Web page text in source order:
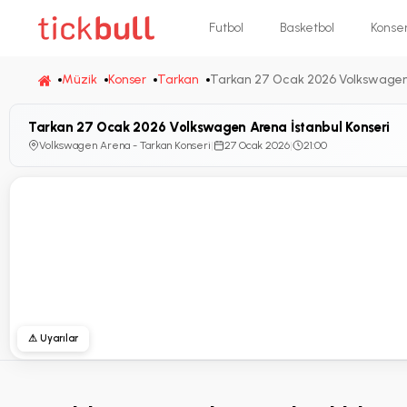
Futbol Basketbol
Müzik Konser Tarkan Tarkan 27 Ocak 2026
Tarkan 27 Ocak 2026 Volkswagen Arena İstanbul Konseri
Volkswagen Arena - Tarkan Konseri| 27 Ocak 2026| 21:00
⚠ Uyarılar